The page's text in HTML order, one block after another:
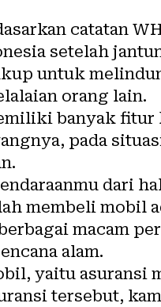
catatan
setelah
untuk
orang lain.
banyak
pada
dari
membeli mobil
macam
alam.
yaitu asuransi
tersebut,